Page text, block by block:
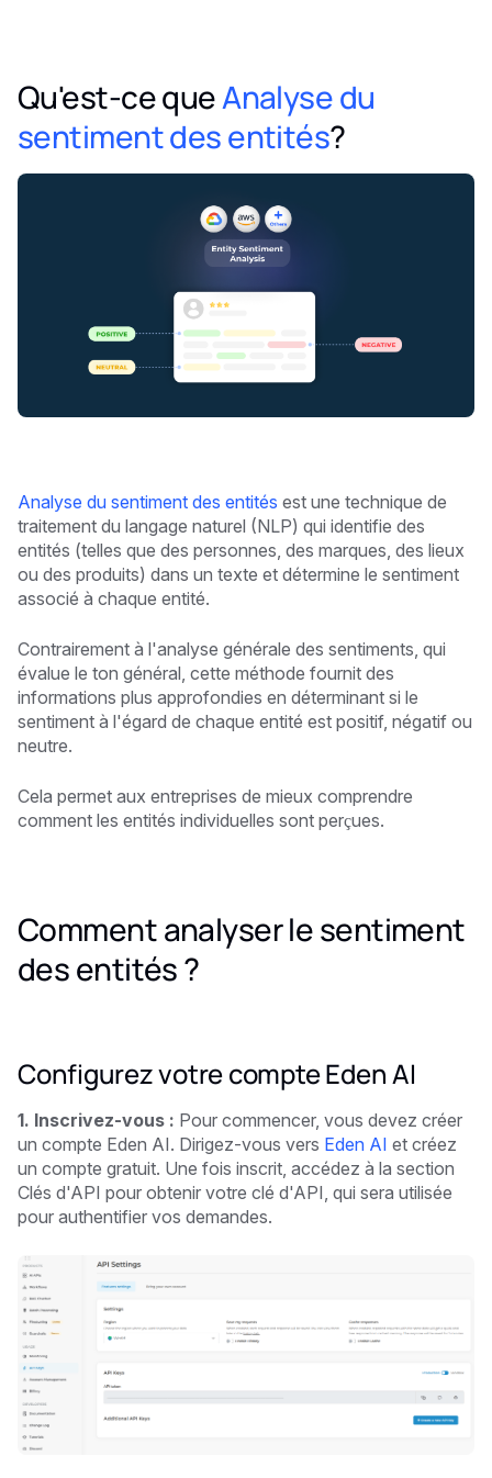
Qu'est-ce queAnalyse du
sentiment des entités?
Analyse du sentiment des entités est une technique de
traitement du langage naturel (NLP) qui identifie des
entités (telles que des personnes, des marques, des lieux
ou des produits) dans un texte et détermine le sentiment
associé à chaque entité.
Contrairement à l'analyse générale des sentiments, qui
évalue le ton général, cette méthode fournit des
informations plus approfondies en déterminant si le
sentiment à l'égard de chaque entité est positif, négatif ou
neutre.
Cela permet aux entreprises de mieux comprendre
comment les entités individuelles sont perçues.
Comment analyser le sentiment
des entités ?
Configurez votre compte Eden AI
1. Inscrivez-vous : Pour commencer, vous devez créer
un compte Eden AI. Dirigez-vous vers Eden AI et créez
un compte gratuit. Une fois inscrit, accédez à la section
Clés d'API pour obtenir votre clé d'API, qui sera utilisée
pour authentifier vos demandes.